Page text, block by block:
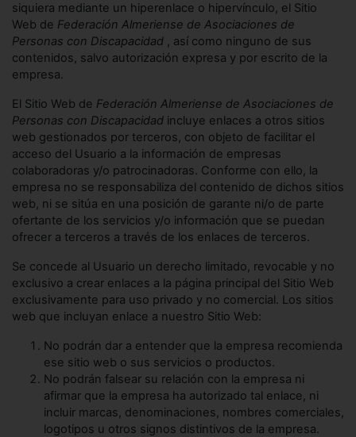
siquiera mediante un hiperenlace o hipervínculo, el Sitio
Web de Federación Almeriense de Asociaciones de
Personas con Discapacidad , así como ninguno de sus
contenidos, salvo autorización expresa y por escrito de la
empresa.
El Sitio Web de Federación Almeriense de Asociaciones de
Personas con Discapacidad incluye enlaces a otros sitios
web gestionados por terceros, con objeto de facilitar el
acceso del Usuario a la información de empresas
colaboradoras y/o patrocinadoras. Conforme con ello, la
empresa no se responsabiliza del contenido de dichos sitios
web, ni se sitúa en una posición de garante ni/o de parte
ofertante de los servicios y/o información que se puedan
ofrecer a terceros a través de los enlaces de terceros.
Se concede al Usuario un derecho limitado, revocable y no
exclusivo a crear enlaces a la página principal del Sitio Web
exclusivamente para uso privado y no comercial. Los sitios
web que incluyan enlace a nuestro Sitio Web:
No podrán dar a entender que la empresa recomienda
ese sitio web o sus servicios o productos.
No podrán falsear su relación con la empresa ni
afirmar que la empresa ha autorizado tal enlace, ni
incluir marcas, denominaciones, nombres comerciales,
logotipos u otros signos distintivos de la empresa.